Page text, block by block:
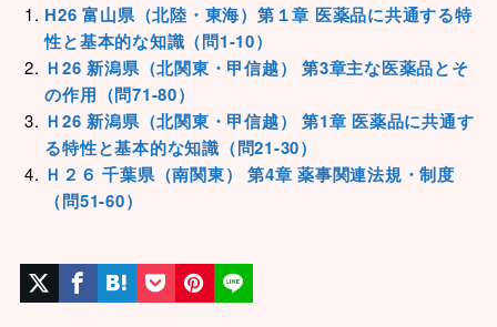
H26 富山県（北陸・東海）第１章 医薬品に共通する特
性と基本的な知識（問1-10）
Ｈ26 新潟県（北関東・甲信越） 第3章主な医薬品とそ
の作用（問71-80）
Ｈ26 新潟県（北関東・甲信越） 第1章 医薬品に共通す
る特性と基本的な知識（問21-30）
Ｈ２６ 千葉県（南関東） 第4章 薬事関連法規・制度
（問51-60）